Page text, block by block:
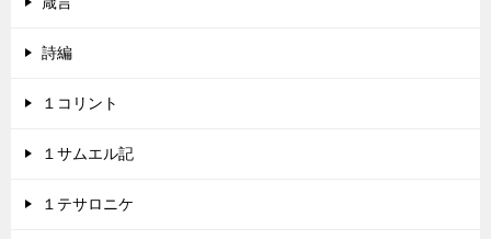
詩編
１コリント
１サムエル記
１テサロニケ